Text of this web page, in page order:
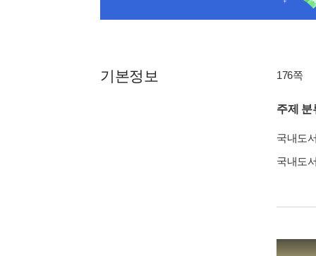
기본정보 176쪽
주제 분
국내도
국내도